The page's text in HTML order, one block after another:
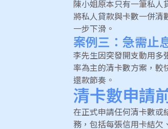
陳小姐原本只有一筆私
將私人貸款與卡數一併清
一步下滑。
案例三：急需止
李先生因突發開支動用多
率為主的清卡數方案，較
還款節奏。
清卡數申請
在正式申請任何清卡數或
務，包括每張信用卡結欠